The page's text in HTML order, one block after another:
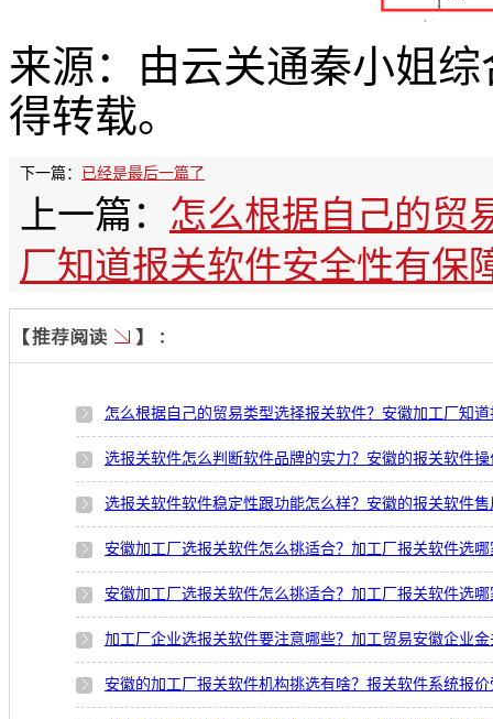
来源：由云关通秦小姐
得转载。
下一篇： 已经是最后一篇了
上一篇： 怎么根据自己的贸
厂知道报关软件安全性有保
怎么根据自己的贸易类型选择报关软件？安徽加工厂知
选报关软件怎么判断软件品牌的实力？安徽的报关软件
选报关软件软件稳定性跟功能怎么样？安徽的报关软件
安徽加工厂选报关软件怎么挑适合？加工厂报关软件选
安徽加工厂选报关软件怎么挑适合？加工厂报关软件选
加工厂企业选报关软件要注意哪些？加工贸易安徽企业
安徽的加工厂报关软件机构挑选有啥？报关软件系统报